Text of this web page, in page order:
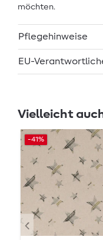
möchten.
Pflegehinweise
EU-
Vielleicht
-41%